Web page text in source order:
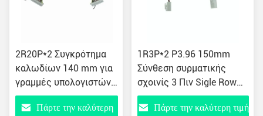
2R20P*2 Συγκρότημα
καλωδίων 140 mm για
γραμμές υπολογιστών
051
Πάρτε την καλύτερη
1R3P*2 P3.96 150mm
Σύνθεση συρματικής
σχοινίς 3 Πιν Sigle Row
Sigle Belt Buckle 052
Πάρτε την καλύτερη τιμή